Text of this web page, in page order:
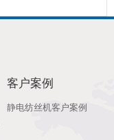
客户案例
静电纺丝机客户案例